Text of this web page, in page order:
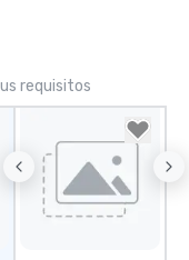
requisitos